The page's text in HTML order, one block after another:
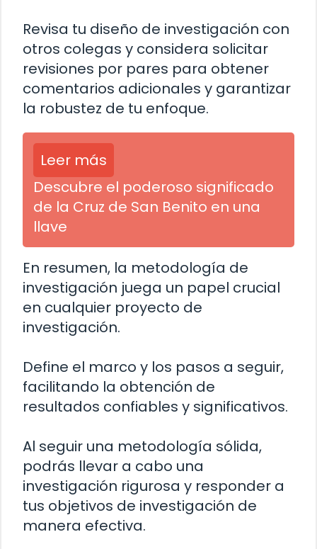
Revisa tu diseño de investigación con
otros colegas y considera solicitar
revisiones por pares para obtener
comentarios adicionales y garantizar
la robustez de tu enfoque.
Leer más
Descubre el poderoso significado
de la Cruz de San Benito en una
llave
En resumen, la metodología de
investigación juega un papel crucial
en cualquier proyecto de
investigación.
Define el marco y los pasos a seguir,
facilitando la obtención de
resultados confiables y significativos.
Al seguir una metodología sólida,
podrás llevar a cabo una
investigación rigurosa y responder a
tus objetivos de investigación de
manera efectiva.